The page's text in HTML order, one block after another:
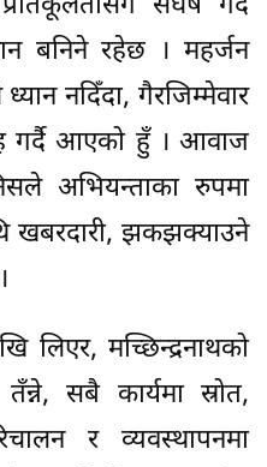
बनिने रहेछ । महर्जन
नदिँदा, गैरजिम्मेवार
गर्दै आएको हुँ । आवाज
अभियन्ताका रुपमा
खबरदारी, झकझक्याउने
लिएर, मच्छिन्द्रनाथको
सबै कार्यमा स्रोत,
र व्यवस्थापनमा